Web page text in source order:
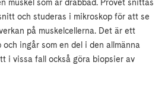
muskel som är drabbad. Provet snittas
och studeras i mikroskop för att se
på muskelcellerna. Det är ett
ingår som en del i den allmänna
i vissa fall också göra biopsier av